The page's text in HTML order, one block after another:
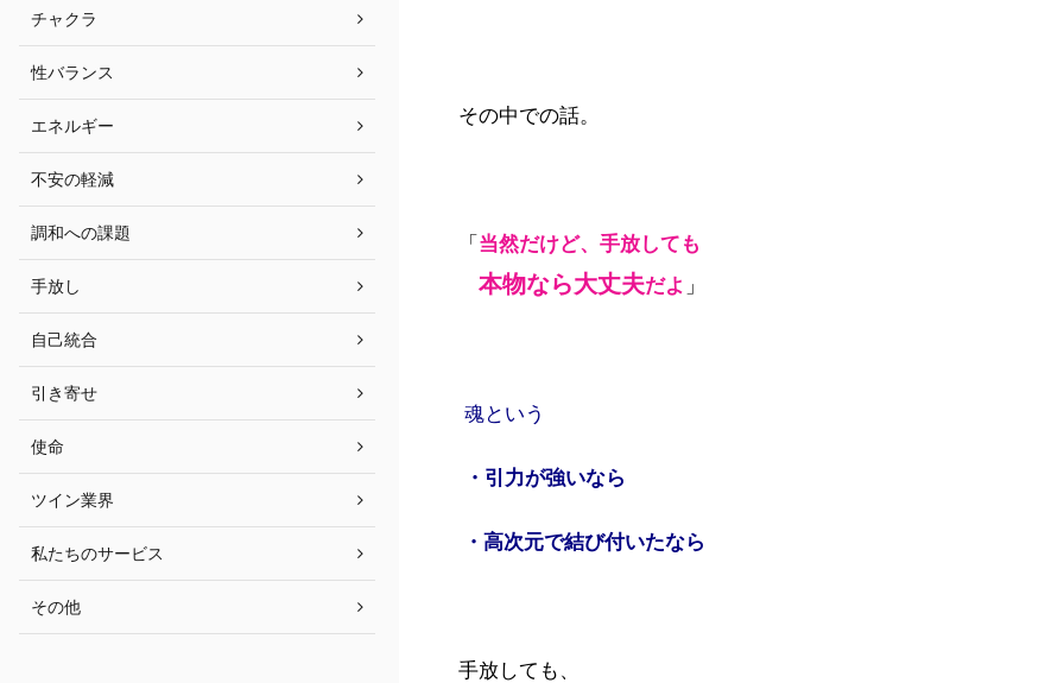
その中での話。
「当然だけど、 手放しても
本物なら大丈夫だよ 」
魂という
・引力が強いなら
・高次元で結び付いたなら
手放しても、
チャクラ
性バランス
エネルギー
不安の軽減
調和への課題
手放し
自己統合
引き寄せ
使命
ツイン業界
私たちのサービス
その他